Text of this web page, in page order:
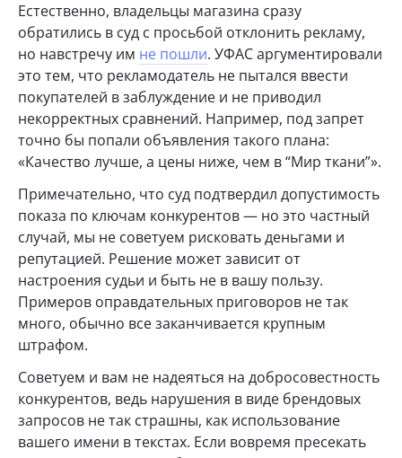
Естественно, владельцы магазина сразу
обратились в суд с просьбой отклонить рекламу,
но навстречу им не пошли. УФАС аргументировали
это тем, что рекламодатель не пытался ввести
покупателей в заблуждение и не приводил
некорректных сравнений. Например, под запрет
точно бы попали объявления такого плана:
«Качество лучше, а цены ниже, чем в “Мир ткани”».
Примечательно, что суд подтвердил допустимость
показа по ключам конкурентов — но это частный
случай, мы не советуем рисковать деньгами и
репутацией. Решение может зависит от
настроения судьи и быть не в вашу пользу.
Примеров оправдательных приговоров не так
много, обычно все заканчивается крупным
штрафом.
Советуем и вам не надеяться на добросовестность
конкурентов, ведь нарушения в виде брендовых
запросов не так страшны, как использование
вашего имени в текстах. Если вовремя пресекать